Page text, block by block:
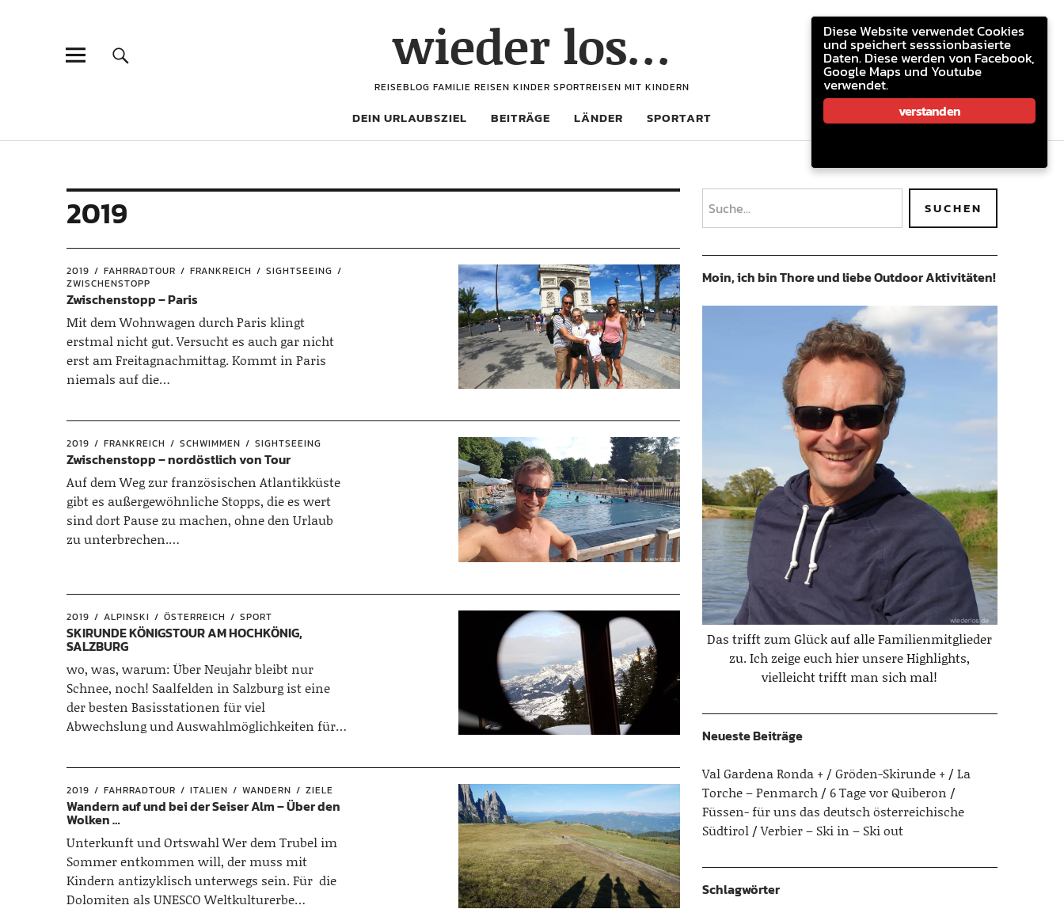
wieder los…
REISEBLOG FAMILIE REISEN KINDER SPORTREISEN MIT KINDERN
DEIN URLAUBSZIEL BEITRÄGE LÄNDER SPORTART
2019
2019 FAHRRADTOUR FRANKREICH
SIGHTSEEING
ZWISCHENSTOPP
Zwischenstopp – Paris
Mit dem Wohnwagen durch Paris klingt
erstmal nicht gut. Versucht es auch gar nicht
erst am Freitagnachmittag. Kommt in Paris
niemals auf die…
2019 FRANKREICH SCHWIMMEN SIGHTSEEING
Zwischenstopp – nordöstlich von Tour
Auf dem Weg zur französischen Atlantikküste
gibt es außergewöhnliche Stopps, die es wert
sind dort Pause zu machen, ohne den Urlaub
zu unterbrechen.…
2019 ALPINSKI ÖSTERREICH SPORT
SKIRUNDE KÖNIGSTOUR AM HOCHKÖNIG,
SALZBURG
wo, was, warum: Über Neujahr bleibt nur
Schnee, noch! Saalfelden in Salzburg ist eine
der besten Basisstationen für viel
Abwechslung und Auswahlmöglichkeiten für…
2019 FAHRRADTOUR ITALIEN WANDERN ZIELE
Wandern auf und bei der Seiser Alm – Über den
Wolken …
Unterkunft und Ortswahl Wer dem Trubel im
Sommer entkommen will, der muss mit
Kindern antizyklisch unterwegs sein. Für die
Dolomiten als UNESCO Weltkulturerbe…
Moin, ich bin Thore und liebe Outdoor Aktivitäten!
Das trifft zum Glück auf alle Familienmitglieder
zu. Ich zeige euch hier unsere Highlights,
vielleicht trifft man sich mal!
Neueste Beiträge
Val Gardena Ronda + / Gröden-Skirunde +
La
Torche – Penmarch
6 Tage vor Quiberon
Füssen- für uns das deutsch österreichische
Südtirol
Verbier – Ski in – Ski out
Schlagwörter
Diese Website verwendet Cookies
und speichert sesssionbasierte
Daten. Diese werden von Facebook,
Google Maps und Youtube
verwendet.
verstanden